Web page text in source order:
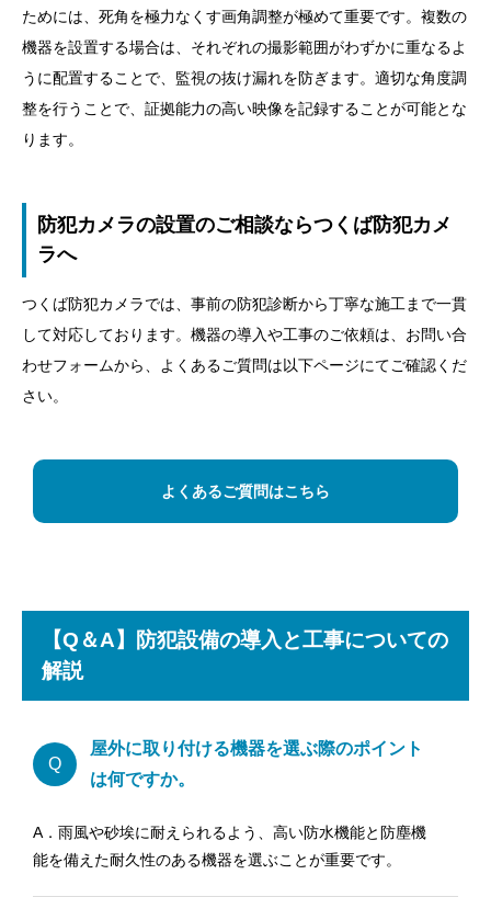
ためには、死角を極力なくす画角調整が極めて重要です。複数の
機器を設置する場合は、それぞれの撮影範囲がわずかに重なるよ
うに配置することで、監視の抜け漏れを防ぎます。適切な角度調
整を行うことで、証拠能力の高い映像を記録することが可能とな
ります。
防犯カメラの設置のご相談ならつくば防犯カメ
ラへ
つくば防犯カメラでは、事前の防犯診断から丁寧な施工まで一貫
して対応しております。機器の導入や工事のご依頼は、お問い合
わせフォームから、よくあるご質問は以下ページにてご確認くだ
さい。
よくあるご質問はこちら
【Q＆A】防犯設備の導入と工事についての
解説
Q
屋外に取り付ける機器を選ぶ際のポイント
は何ですか。
A．雨風や砂埃に耐えられるよう、高い防水機能と防塵機
能を備えた耐久性のある機器を選ぶことが重要です。